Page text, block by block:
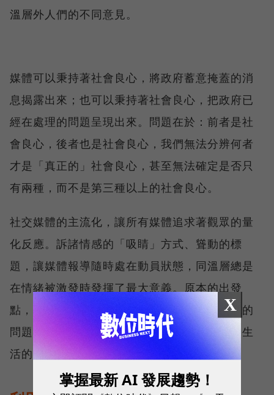
溫層外人們的不同意見。
媒體可以秉持著社會良心，將政府蓄意掩蓋的消
息揭露出來；也可以秉持著社會良心，把政府已
經在處理的問題呈現出來。問題在於：前者是社
會良心，後者也是社會良心，我們無法分辨何者
才是「真正的」社會良心，甚至無法確定是否只
有兩種，而不是第三種以上的社會良心。
社交媒體的主流化，讓所有媒體追求著觀眾的量
化反應。訴諸情感的「吸睛」方式、聳動的標
題，讓媒體報導隨時處在動員狀態，同溫層總是
在情緒被激發時發揮了最大意義。原本的出發
點，也許已經不只是一個專業經理人是否稱職的
問題，還包括在異常氣候、環境反撲系統邊緣生
活的人們，該如何適應的問題。
X
掌握最新 AI 發展趨勢！